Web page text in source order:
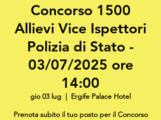
Concorso 1500
Allievi Vice Ispettori
Polizia di Stato -
03/07/2025 ore
14:00
gio 03 lug
  |
Ergife Palace Hotel
Prenota subito il tuo posto per il Concorso